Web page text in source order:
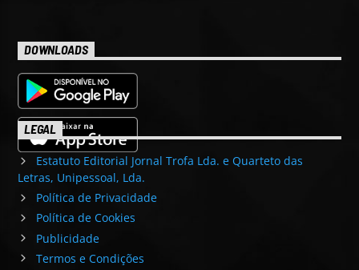
DOWNLOADS
LEGAL
Estatuto Editorial Jornal Trofa Lda. e Quarteto das
Letras, Unipessoal, Lda.
Política de Privacidade
Política de Cookies
Publicidade
Termos e Condições